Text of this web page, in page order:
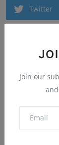
Join our
Twitter
Linkedin
VK